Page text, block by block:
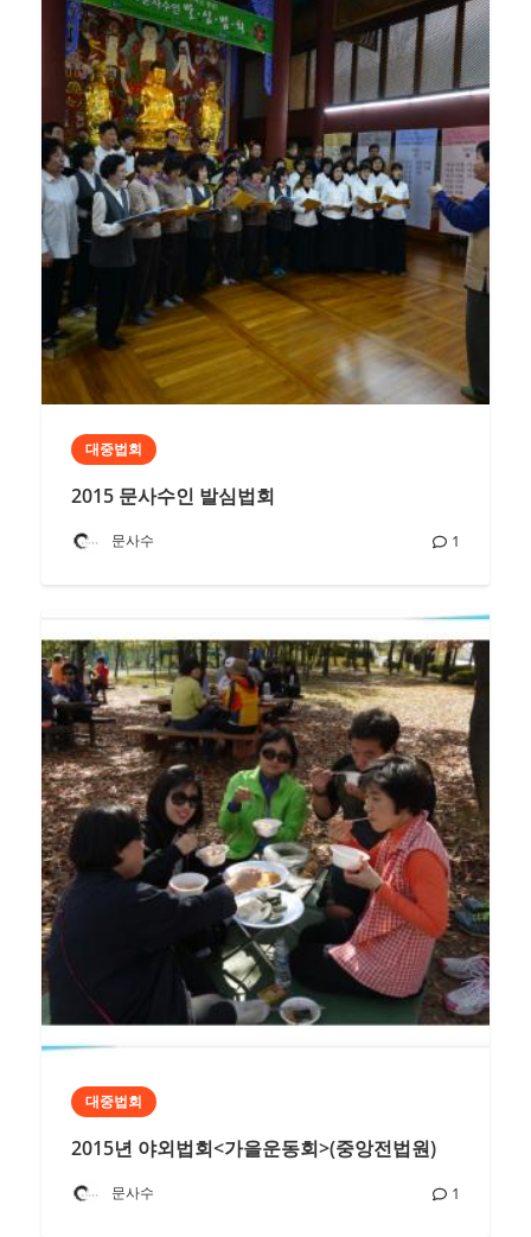
대중법회
2015 문사수인 발심법회
문사수 1
대중법회
2015년 야외법회<가을운동회>(중앙전법원)
문사수 1